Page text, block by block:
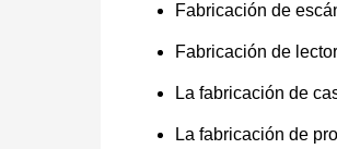
Fabricación de
Fabricación de
La fabricación de
La fabricación de